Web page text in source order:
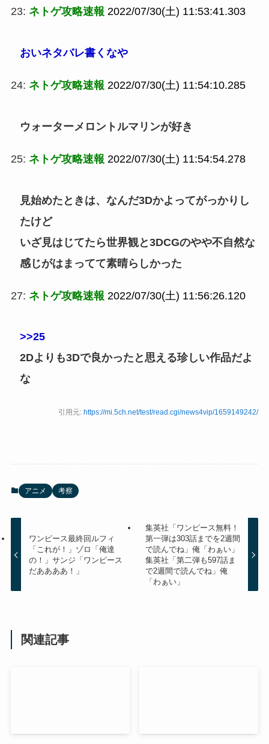
23: ネトゲ攻略速報 2022/07/30(土) 11:53:41.303
おいネタバレ書くなや
24: ネトゲ攻略速報 2022/07/30(土) 11:54:10.285
ウォーターメロントルマリンが好き
25: ネトゲ攻略速報 2022/07/30(土) 11:54:54.278
見始めたときは、なんだ3Dかよってがっかりし
たけど
いざ見はじてたら世界観と3DCGのやや不自然な
感じがはまってて素晴らしかった
27: ネトゲ攻略速報 2022/07/30(土) 11:56:26.120
>>25
2Dよりも3Dで良かったと思える珍しい作品だよ
な
引用元: https://mi.5ch.net/test/read.cgi/news4vip/1659149242/
アニメ 考察
ワンピース最終回ルフィ
「これが！」ゾロ「俺達
の！」サンジ「ワンピース
だああああ！」
集英社「ワンピース無料！
第一弾は303話までを2週間
で読んでね」俺「わぁい」
集英社「第二弾も597話ま
で2週間で読んでね」俺
「わぁい」
関連記事